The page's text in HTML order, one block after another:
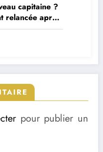
capitaine ?
relancée après
pour publier un